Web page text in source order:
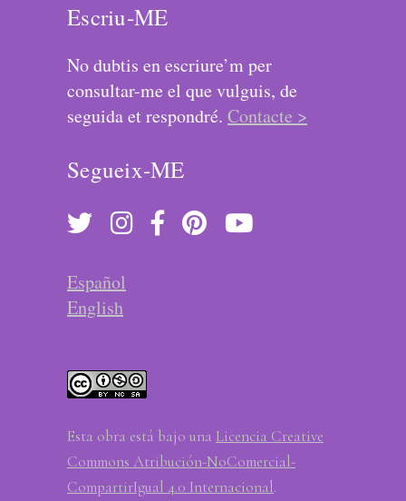
Escriu-ME
No dubtis en escriure’m per
consultar-me el que vulguis, de
seguida et respondré. Contacte >
Segueix-ME
Español
English
Esta obra está bajo una Licencia Creative
Commons Atribución-NoComercial-
CompartirIgual 4.0 Internacional.